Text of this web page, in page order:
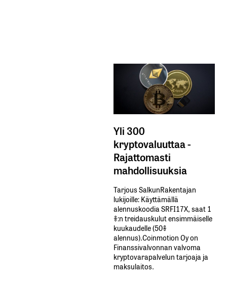
Yli 300
kryptovaluuttaa -
Rajattomasti
mahdollisuuksia
Tarjous SalkunRakentajan
lukijoille: Käyttämällä​ ​
alennuskoodia​ ​SRFI17X,​ ​saat​ ​1
%:n treidauskulut​ ​ensimmäiselle​ ​
kuukaudelle​ ​(50%​ ​
alennus).Coinmotion Oy on
Finanssivalvonnan valvoma
kryptovarapalvelun tarjoaja ja
maksulaitos.